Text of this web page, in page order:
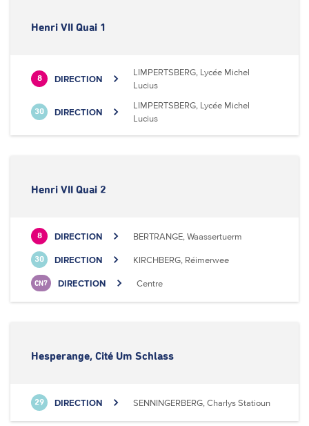
Henri VII Quai 1
8 DIRECTION
LIMPERTSBERG, Lycée Michel
Lucius
30 DIRECTION
LIMPERTSBERG, Lycée Michel
Lucius
Henri VII Quai 2
8 DIRECTION BERTRANGE, Waassertuerm
30 DIRECTION KIRCHBERG, Réimerwee
CN7 DIRECTION Centre
Hesperange, Cité Um Schlass
29 DIRECTION SENNINGERBERG, Charlys Statioun